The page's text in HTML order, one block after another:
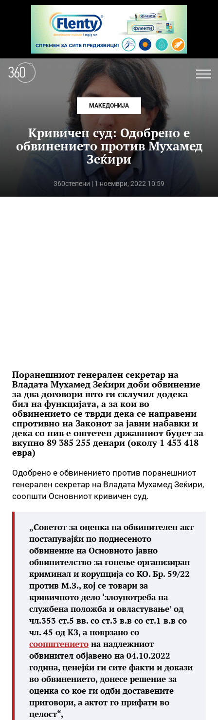
МАКЕДОНИЈА
Кривичен суд: Одобрено е
обвинението против Мухамед
Зеќири
360степени | 1 ноември, 2022 10:59
Поранешниот генерален секретар на
Владата Мухамед Зеќири доби обвинение
за два договори што ги склучил додека
бил на функцијата, а за кои во
обвинението се тврди дека се направени
спротивно на Законот за јавни набавки и
дека со нив е оштетен државниот буџет за
вкупно 89 385 255 денари (околу 1 453 418
евра)
Одобрено е обвинението против поранешниот
генерален секретар на Владата Мухамед Зеќири,
соопшти Основниот кривичен суд.
„Советот за оценка на обвинителен акт
постапувајќи по поднесеното
обвинение на Основното јавно
обвинителство за гонење организиран
криминал и корупција со КО. Бр. 59/22
против М.З., кој се товари за
кривичното дело ‘злоупотреба на
службена положба и овластување’ од
чл.353 ст.5 вв. со ст.3 в.в со ст.1 в.в со
чл. 45 од КЗ, а поврзано со
соопштението на надлежниот
обвинител објавено на 04.10.2022
година, ценејќи ги сите факти и докази
во обвинението, донесе решение за
оценка со кое ги одби доставените
приговори, а актот го прифати во
целост“,